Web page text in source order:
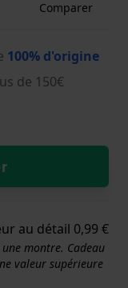
Comparer
100% d'origine
de 150€
au détail 0,99 €
montre. Cadeau
valeur supérieure